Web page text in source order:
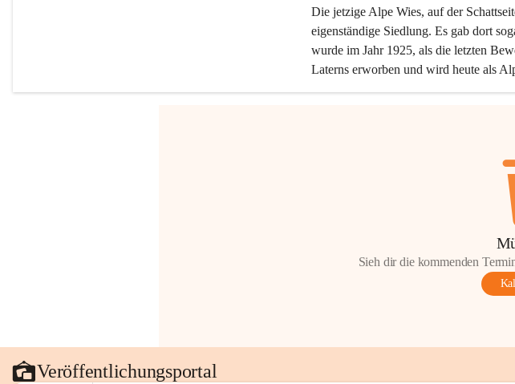
Die jetzige Alpe Wies, auf der
eigenständige Siedlung. Es gab dort
wurde im Jahr 1925, als die letzten
Laterns erworben und wird heute als
Sieh dir die kommenden
Veröffentlichungsportal